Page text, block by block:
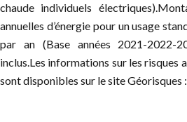
chaude individuels
annuelles d’énergie pour un usage
par an (Base années 2021-2022-
inclus.Les informations sur les risques
sont disponibles sur le site Géorisques